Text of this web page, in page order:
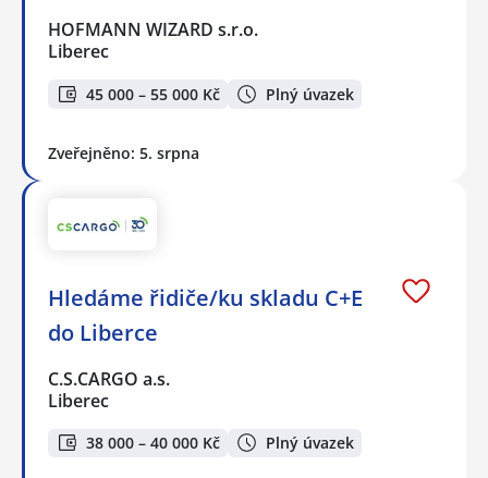
HOFMANN WIZARD s.r.o.
Liberec
45 000 – 55 000 Kč Plný úvazek
Zveřejněno: 5. srpna
Hledáme řidiče/ku skladu C+E
do Liberce
C.S.CARGO a.s.
Liberec
38 000 – 40 000 Kč Plný úvazek